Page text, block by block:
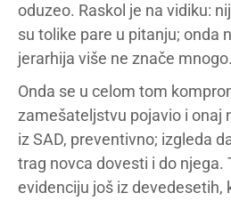
oduzeo. Raskol je na vidiku:
su tolike pare u pitanju; onda
jerarhija više ne znače mnogo.
Onda se u celom tom
zamešateljstvu pojavio i onaj
iz SAD, preventivno; izgleda
trag novca dovesti i do njega.
evidenciju još iz devedesetih,